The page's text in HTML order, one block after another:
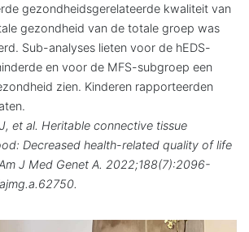
gezondheidsgerelateerde kwaliteit van
gezondheid van de totale groep was
Sub-analyses lieten voor de hEDS-
en voor de MFS-subgroep een
zien. Kinderen rapporteerden
et al. Heritable connective tissue
Decreased health-related quality of life
J Med Genet A. 2022;188(7):2096-